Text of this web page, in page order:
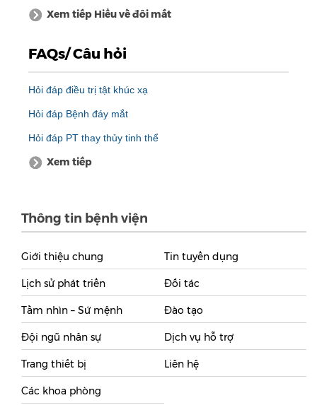
Xem tiếp Hiểu về đôi mắt
FAQs/ Câu hỏi
Hỏi đáp điều trị tật khúc xạ
Hỏi đáp Bệnh đáy mắt
Hỏi đáp PT thay thủy tinh thể
Xem tiếp
Thông tin bệnh viện
Giới thiệu chung
Lịch sử phát triển
Tầm nhìn – Sứ mệnh
Đội ngũ nhân sự
Trang thiết bị
Các khoa phòng
Tin tuyển dụng
Đối tác
Đào tạo
Dịch vụ hỗ trợ
Liên hệ